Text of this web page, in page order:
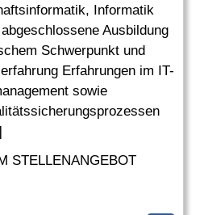
Informatik
Ausbildung
Schwerpunkt und
Erfahrungen im IT-
sowie
STELLENANGEBOT